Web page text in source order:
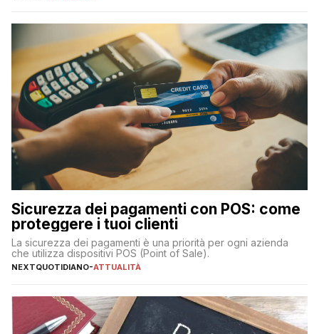
Sicurezza dei pagamenti con POS: come
proteggere i tuoi clienti
La sicurezza dei pagamenti è una priorità per ogni azienda
che utilizza dispositivi POS (Point of Sale).
NEXTQUOTIDIANO-ATTUALITÀ